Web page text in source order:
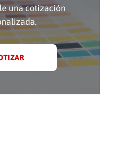
una cotización